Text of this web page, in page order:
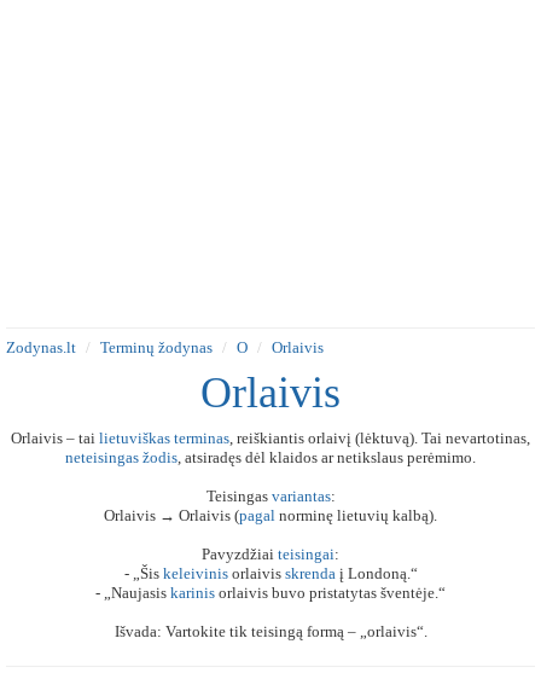
Zodynas.lt Terminų žodynas O Orlaivis
Orlaivis
Orlaivis – tai lietuviškas terminas, reiškiantis orlaivį (lėktuvą). Tai nevartotinas,
neteisingas žodis, atsiradęs dėl klaidos ar netikslaus perėmimo.
Teisingas variantas:
Orlaivis → Orlaivis (pagal norminę lietuvių kalbą).
Pavyzdžiai teisingai:
- „Šis keleivinisorlaivis skrendaį Londoną.“
- „Naujasis karinis orlaivis buvo pristatytas šventėje.“
Išvada: Vartokite tik teisingą formą – „orlaivis“.